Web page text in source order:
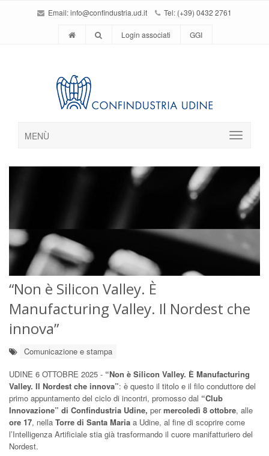
Email:info@confindustria.ud.it Tel: (+39) 0432 2761
Login associati GGI
MENÙ
“Non è Silicon Valley. È
Manufacturing Valley. Il Nordest che
innova”
Comunicazione e stampa
UDINE 6 OTTOBRE 2025 - “Non è Silicon Valley. È Manufacturing
Valley. Il Nordest che innova”: è questo il titolo e il filo conduttore del
primo appuntamento del ciclo di incontri, promosso dal “Club
Innovazione” di Confindustria Udine, permercoledì 8 ottobre, alle
ore 17, nella Torre di Santa Maria a Udine, al fine di scoprire come
l’Intelligenza Artificiale stia già trasformando il cuore manifatturiero del
Nordest.